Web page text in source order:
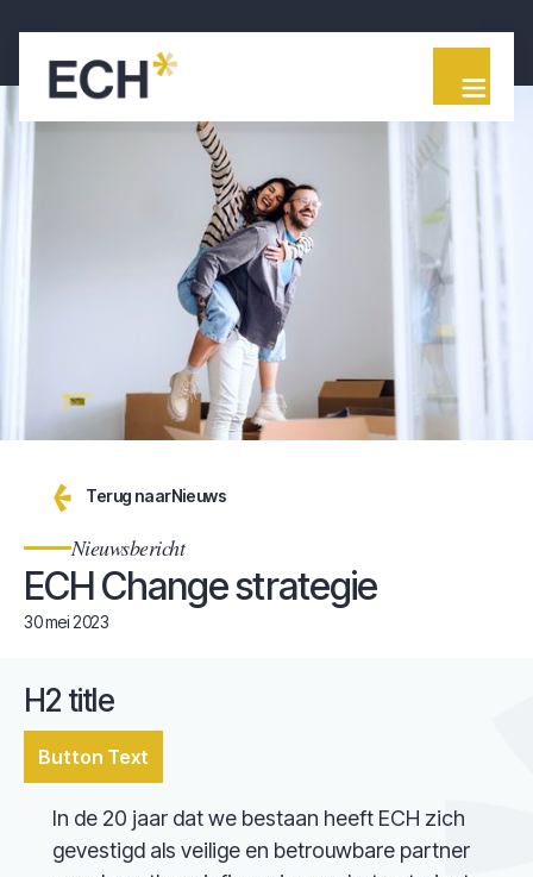
Terug naarNieuws
Nieuwsbericht
ECH Change strategie
30 mei 2023
H2 title
Button Text
In de 20 jaar dat we bestaan heeft ECH zich
gevestigd als veilige en betrouwbare partner